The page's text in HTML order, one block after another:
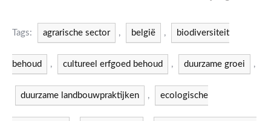
Tags: agrarische sector , belgië , biodiversiteit
behoud , cultureel erfgoed behoud , duurzame groei ,
duurzame landbouwpraktijken , ecologische